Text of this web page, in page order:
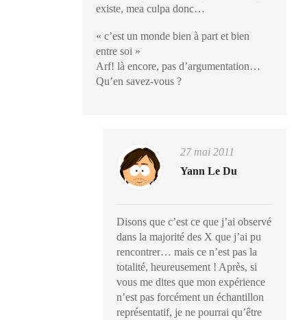
existe, mea culpa donc…
« c’est un monde bien à part et bien
entre soi »
Arf! là encore, pas d’argumentation…
Qu’en savez-vous ?
27 mai 2011
Yann Le Du
Disons que c’est ce que j’ai observé
dans la majorité des X que j’ai pu
rencontrer… mais ce n’est pas la
totalité, heureusement ! Après, si
vous me dites que mon expérience
n’est pas forcément un échantillon
représentatif, je ne pourrai qu’être